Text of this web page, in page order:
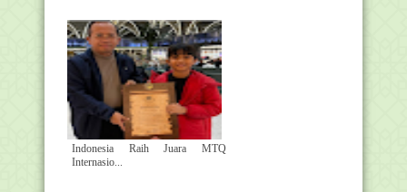
Indonesia Raih Juara MTQ
Internasio...